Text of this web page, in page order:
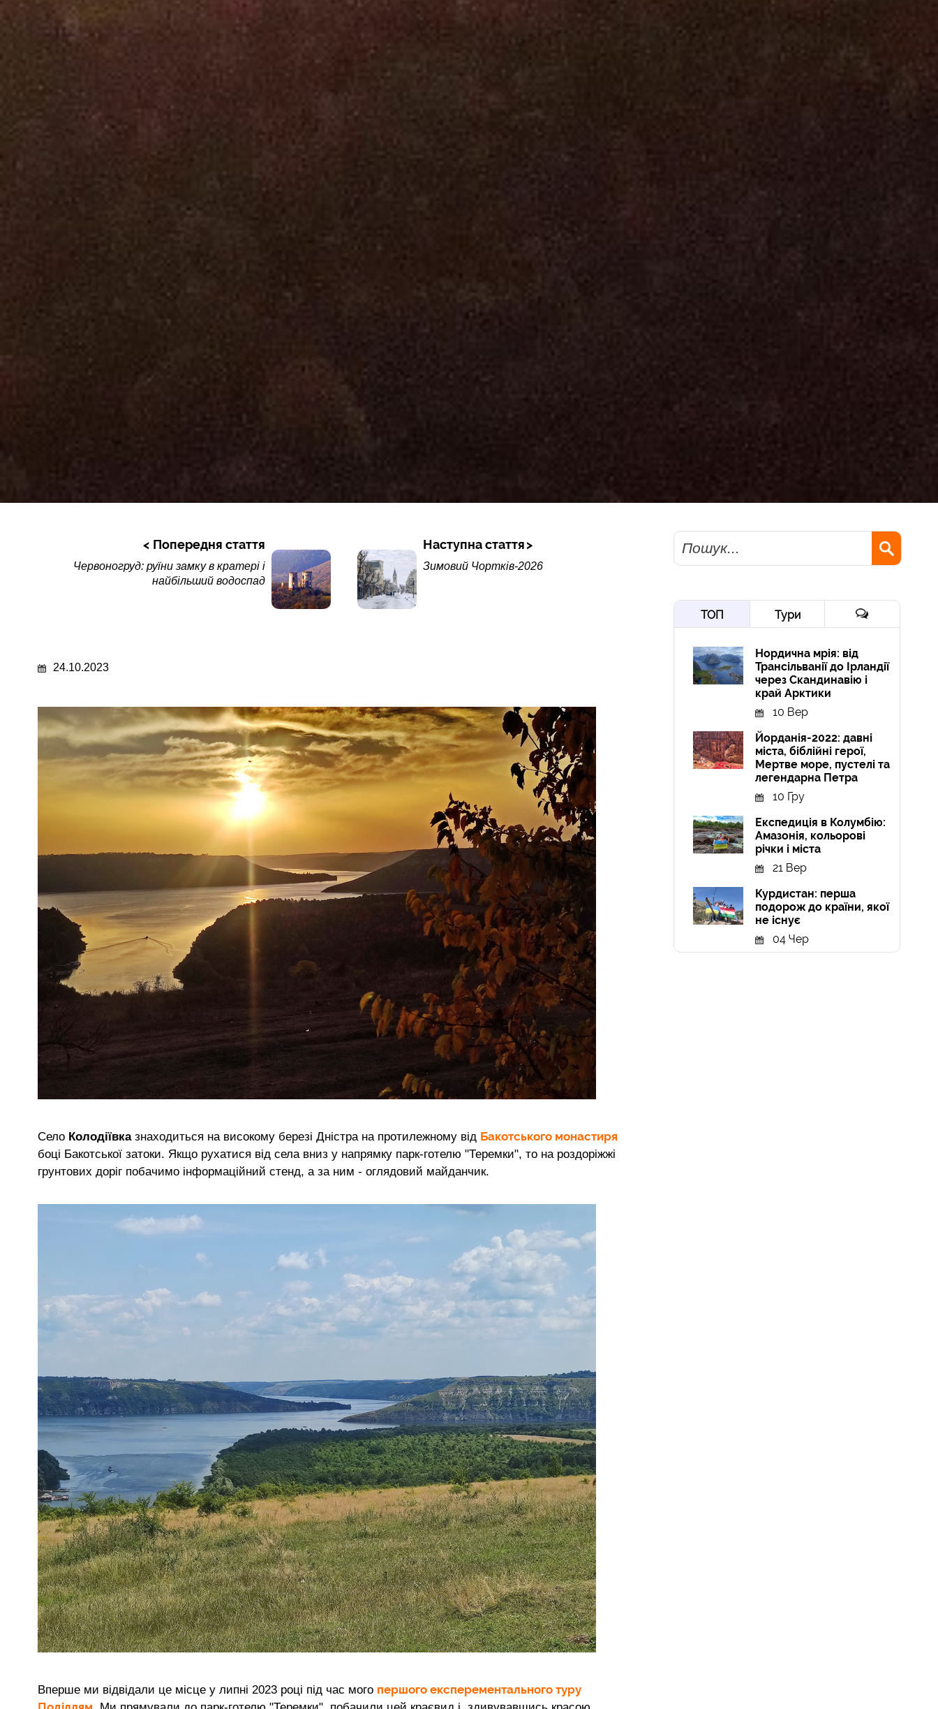
Попередня стаття
Червоногруд: руїни замку в кратері і
найбільший водоспад
Наступна стаття
Зимовий Чортків-2026
24.10.2023
Село Колодіївка знаходиться на високому березі Дністра на протилежному від Бакотського монастиря
боці Бакотської затоки. Якщо рухатися від села вниз у напрямку парк-готелю "Теремки", то на роздоріжжі
грунтових доріг побачимо інформаційний стенд, а за ним - оглядовий майданчик.
Вперше ми відвідали це місце у липні 2023 році під час мого першого експерементального туру
Пошук
ТОП Тури
Нордична мрія: від
Трансільванії до Ірландії
через Скандинавію і
край Арктики
10 Вер
Йорданія-2022: давні
міста, біблійні герої,
Мертве море, пустелі та
легендарна Петра
10 Гру
Експедиція в Колумбію:
Амазонія, кольорові
річки і міста
21 Вер
Курдистан: перша
подорож до країни, якої
не існує
04 Чер